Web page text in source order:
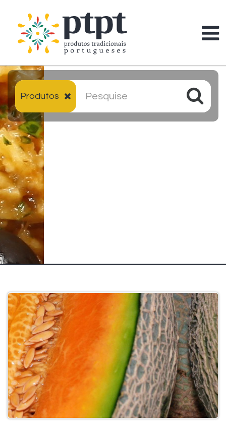
Produtos